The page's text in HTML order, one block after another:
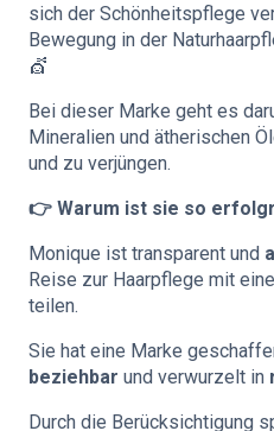
sich der Schönheitspflege
Bewegung in der
💇
Bei dieser Marke geht es
Mineralien und ätherischen
und zu verjüngen.
👉 Warum ist sie so
Monique ist transparent und
Reise zur Haarpflege mit
teilen.
Sie hat eine Marke
beziehbar und verwurzelt in
Durch die Berücksichtigung